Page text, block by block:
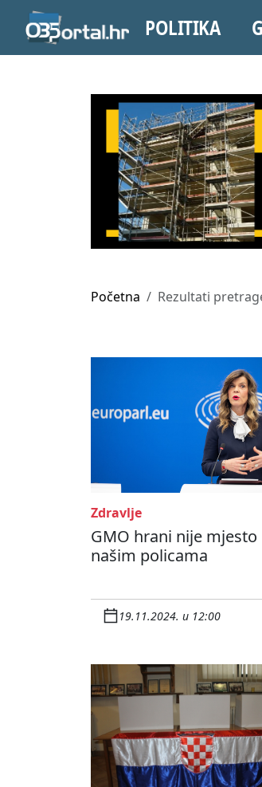
POLITIKA
Početna Rezultati
Zdravlje
GMO hrani nije mjesto
našim policama
19.11.2024. u 12:00